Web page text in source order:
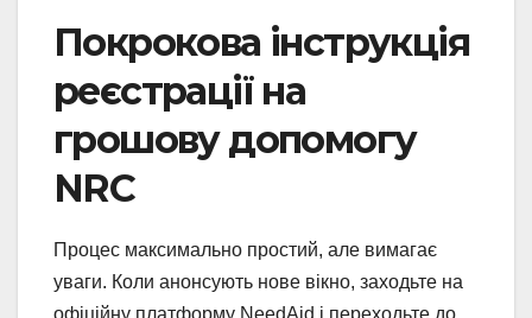
Покрокова інструкція
реєстрації на
грошову допомогу
NRC
Процес максимально простий, але вимагає
уваги. Коли анонсують нове вікно, заходьте на
офіційну платформу NeedAid і переходьте до